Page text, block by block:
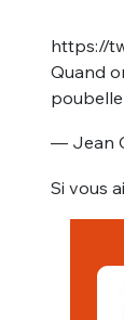
https://
Quand
— Jean
Si vous